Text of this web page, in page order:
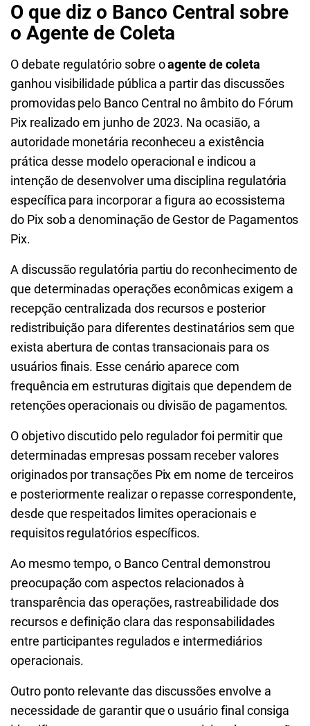
O que diz o Banco Central sobre
o Agente de Coleta
O debate regulatório sobre oagente de coleta
ganhou visibilidade pública a partir das discussões
promovidas pelo Banco Central no âmbito do Fórum
Pix realizado em junho de 2023. Na ocasião, a
autoridade monetária reconheceu a existência
prática desse modelo operacional e indicou a
intenção de desenvolver uma disciplina regulatória
específica para incorporar a figura ao ecossistema
do Pix sob a denominação de Gestor de Pagamentos
Pix.
A discussão regulatória partiu do reconhecimento de
que determinadas operações econômicas exigem a
recepção centralizada dos recursos e posterior
redistribuição para diferentes destinatários sem que
exista abertura de contas transacionais para os
usuários finais. Esse cenário aparece com
frequência em estruturas digitais que dependem de
retenções operacionais ou divisão de pagamentos.
O objetivo discutido pelo regulador foi permitir que
determinadas empresas possam receber valores
originados por transações Pix em nome de terceiros
e posteriormente realizar o repasse correspondente,
desde que respeitados limites operacionais e
requisitos regulatórios específicos.
Ao mesmo tempo, o Banco Central demonstrou
preocupação com aspectos relacionados à
transparência das operações, rastreabilidade dos
recursos e definição clara das responsabilidades
entre participantes regulados e intermediários
operacionais.
Outro ponto relevante das discussões envolve a
necessidade de garantir que o usuário final consiga